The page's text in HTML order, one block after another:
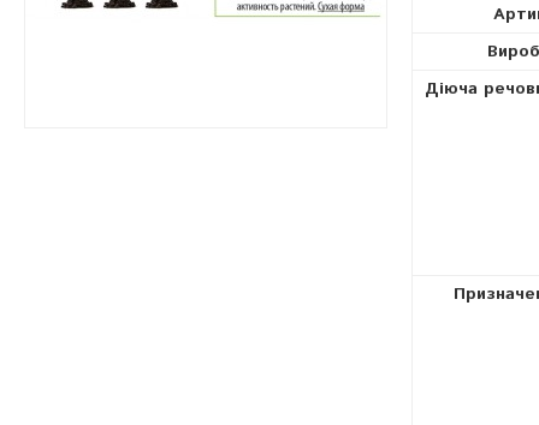
Діюча